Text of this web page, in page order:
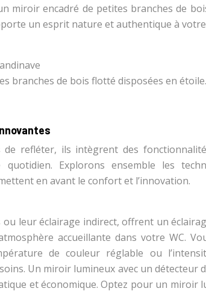
miroir encadré de petites branches de
un esprit nature et authentique à votre
branches de bois flotté disposées en étoile.
refléter, ils intègrent des
Explorons ensemble les
en avant le confort et l’innovation.
leur éclairage indirect, offrent un
accueillante dans votre WC.
de couleur réglable ou
Un miroir lumineux avec un détecteur
et économique. Optez pour un miroir